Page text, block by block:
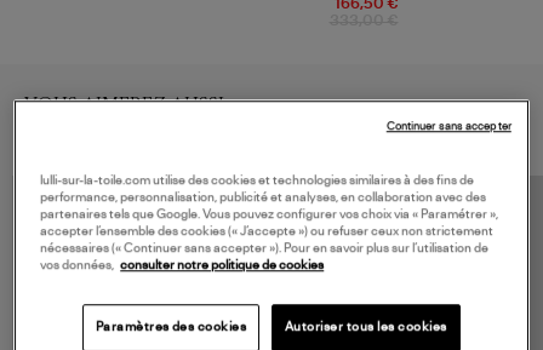
166,50 €
VOUS AIMEREZ AUSSI
lulli-sur-la-toile.com utilise des cookies et technologies similaires à des fins de
performance, personnalisation, publicité et analyses, en collaboration avec des
partenaires tels que Google. Vous pouvez configurer vos choix via « Paramétrer »,
accepter l’ensemble des cookies (« J’accepte ») ou refuser ceux non strictement
nécessaires (« Continuer sans accepter »). Pour en savoir plus sur l’utilisation de
vos données, consulter notre politique de cookies
Paramètres des cookies Autoriser tous les cookies
Continuer sans accepter